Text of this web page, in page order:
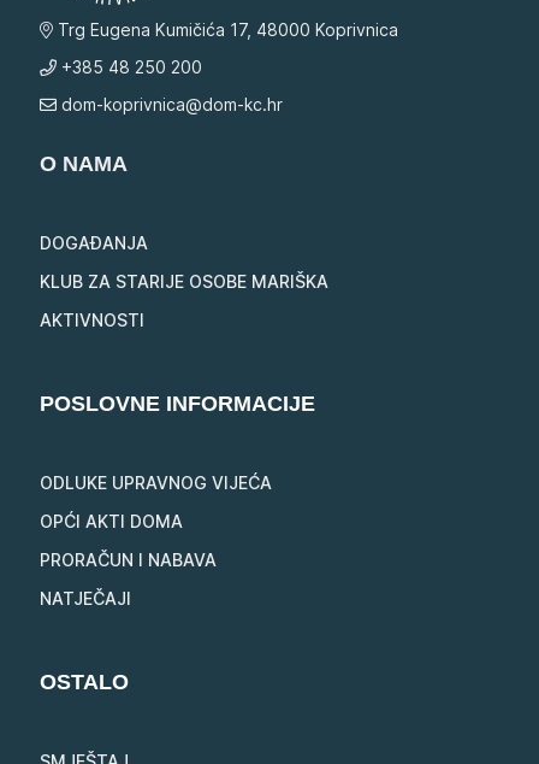
Trg Eugena Kumičića 17, 48000 Koprivnica
+385 48 250 200
dom-koprivnica@dom-kc.hr
O NAMA
DOGAĐANJA
KLUB ZA STARIJE OSOBE MARIŠKA
AKTIVNOSTI
POSLOVNE INFORMACIJE
ODLUKE UPRAVNOG VIJEĆA
OPĆI AKTI DOMA
PRORAČUN I NABAVA
NATJEČAJI
OSTALO